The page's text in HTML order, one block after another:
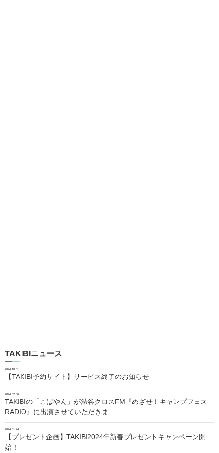
TAKIBIニュース
2024.10.01
【TAKIBI予約サイト】サービス終了のお知らせ
2024.02.06
TAKIBIの「こばやん」が渋谷クロスFM『めざせ！キャンプフェス
RADIO』に出演させていただきま…
2024.01.24
【プレゼント企画】TAKIBI2024年新春プレゼントキャンペーン開
始！